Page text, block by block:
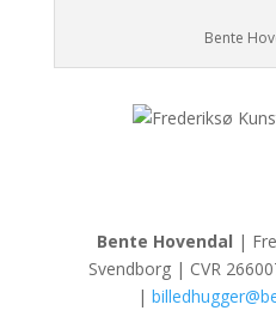
Bente
Bente Hovendal |
Svendborg | CVR
|